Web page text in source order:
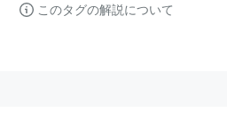
このタグの解説について